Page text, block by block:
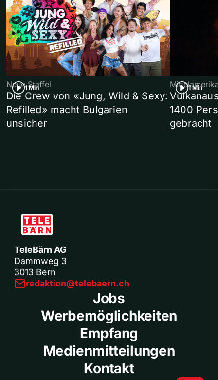
1 Min
Neue Staffel
Die Crew von «Jung, Wild & Sexy:
Refilled» macht Bulgarien
unsicher
1 Min
1400
gebracht
TeleBärn AG
Dammweg 3
3013 Bern
redaktion@telebaern.ch
Jobs
Werbemöglichkeiten
Empfang
Medienmitteilungen
Kontakt